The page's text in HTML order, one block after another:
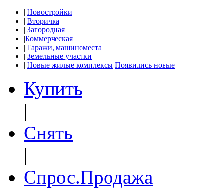
| Новостройки
| Вторичка
| Загородная
|Коммерческая
| Гаражи, машиноместа
| Земельные участки
| Новые жилые комплексы Появились новые
Купить
|
Снять
|
Спрос.Продажа